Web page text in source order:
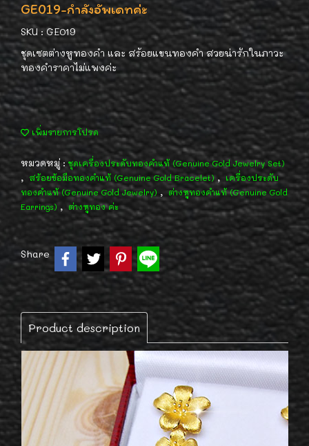
GE019-กำลังอัพเดทค่ะ
SKU : GE019
ชุดเซตต่างหูทองคำ และ สร้อยแขนทองคำ สวยน่ารักในภาวะ
ทองคำราคาไม่แพงค่ะ
เพิ่มรายการโปรด
หมวดหมู่ :ชุดเครื่องประดับทองคำแท้ (Genuine Gold Jewelry Set)
, สร้อยข้อมือทองคำแท้ (Genuine Gold Bracelet) , เครื่องประดับ
ทองคำแท้ (Genuine Gold Jewelry) , ต่างหูทองคำแท้ (Genuine Gold
Earrings) , ต่างหูทอง ค่ะ
Share
Product description